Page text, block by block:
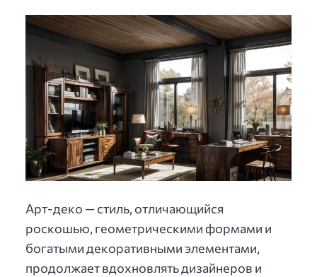
Арт-деко — стиль, отличающийся
роскошью, геометрическими формами и
богатыми декоративными элементами,
продолжает вдохновлять дизайнеров и